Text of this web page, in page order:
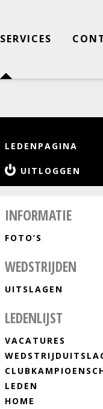
SERVICES
LEDENPAGINA
UITLOGGEN
INFORMATIE
FOTO’S
WEDSTRIJDEN
UITSLAGEN
LEDENLIJST
VACATURES
LEDEN
HOME